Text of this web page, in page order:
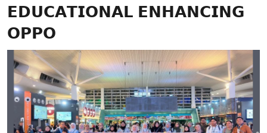
𝗘𝗗𝗨𝗖𝗔𝗧𝗜𝗢𝗡𝗔𝗟 𝗘𝗡𝗛𝗔𝗡𝗖𝗜𝗡𝗚
𝗢𝗣𝗣𝗢